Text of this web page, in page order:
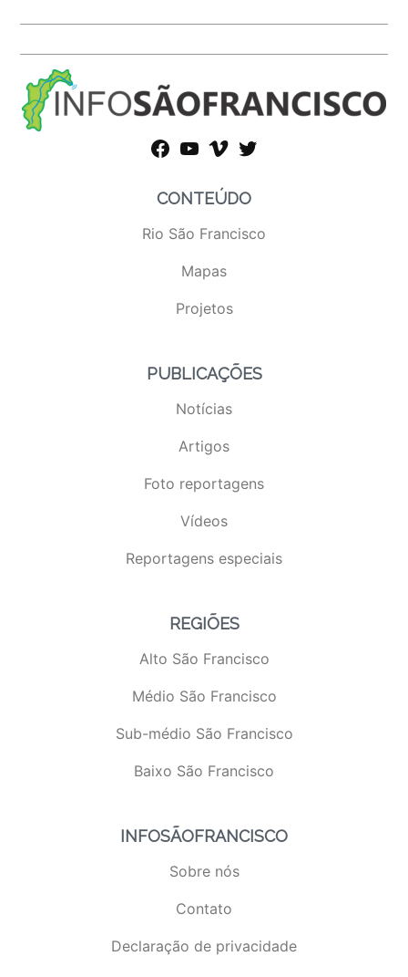
facebook
youtube
vimeotwitter
CONTEÚDO
Rio São Francisco
Mapas
Projetos
PUBLICAÇÕES
Notícias
Artigos
Foto reportagens
Vídeos
Reportagens especiais
REGIÕES
Alto São Francisco
Médio São Francisco
Sub-médio São Francisco
Baixo São Francisco
INFOSÃOFRANCISCO
Sobre nós
Contato
Declaração de privacidade